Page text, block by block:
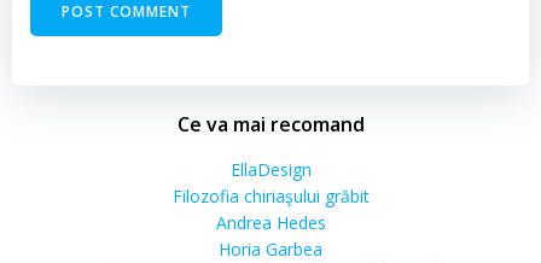
Ce va mai recomand
EllaDesign
Filozofia chiriaşului grăbit
Andrea Hedes
Horia Garbea